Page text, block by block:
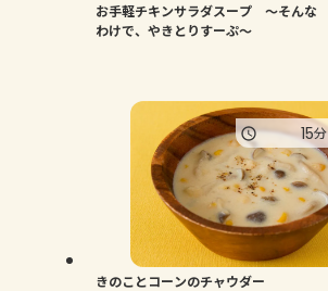
お手軽チキンサラダスープ ～そんな
わけで、やきとりすーぷ～
きのことコーンのチャウダー
15分